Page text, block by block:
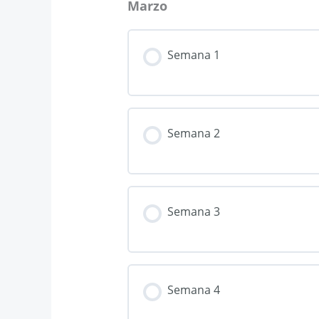
Marzo
Semana 1
Semana 2
Semana 3
Semana 4